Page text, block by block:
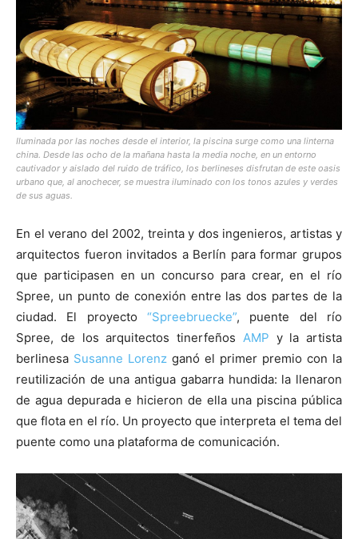
Iluminada por las noches desde el interior, la piscina surge como una linterna
china. Desde las ocho de la mañana hasta la media noche, en un entorno
cautivador y aislado del ruido de tráfico, los berlineses disfrutan de este oasis
urbano que, al anochecer, se muestra iluminado con los tonos azules y verdes
de sus aguas.
En el verano del 2002, treinta y dos ingenieros, artistas y
arquitectos fueron invitados a Berlín para formar grupos
que participasen en un concurso para crear, en el río
Spree, un punto de conexión entre las dos partes de la
ciudad. El proyecto “Spreebruecke”, puente del río
Spree, de los arquitectos tinerfeños AMP y la artista
berlinesa Susanne Lorenz ganó el primer premio con la
reutilización de una antigua gabarra hundida: la llenaron
de agua depurada e hicieron de ella una piscina pública
que flota en el río. Un proyecto que interpreta el tema del
puente como una plataforma de comunicación.